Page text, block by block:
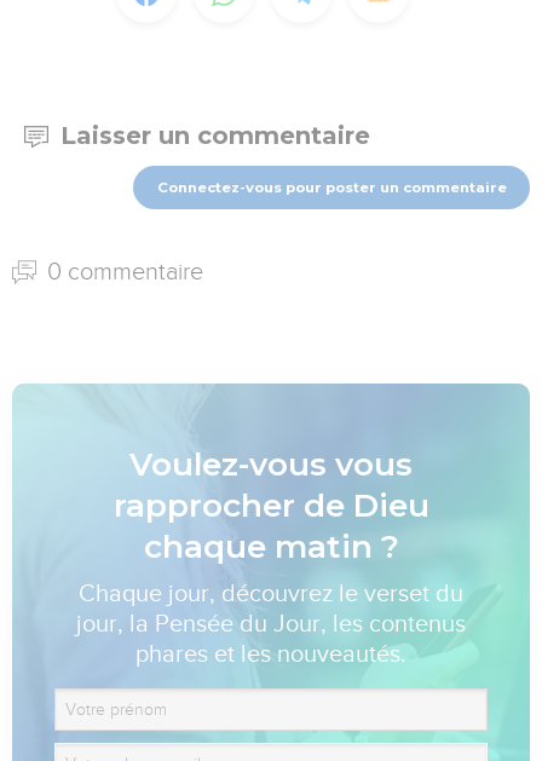
Laisser un commentaire
Connectez-vous pour poster un commentaire
0 commentaire
Voulez-vous vous
rapprocher de Dieu
chaque matin ?
Chaque jour, découvrez le verset du
jour, la Pensée du Jour, les contenus
phares et les nouveautés.